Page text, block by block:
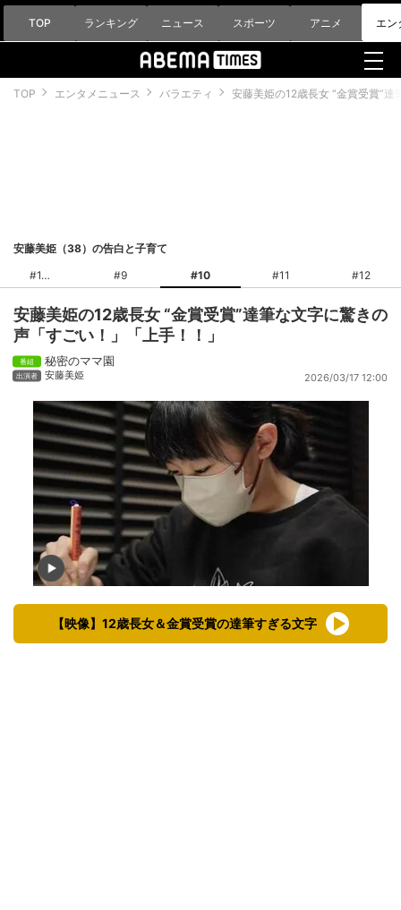
TOP ランキング ニュース スポーツ アニメ エン
TOP エンタメニュース バラエティ 安藤美姫の12歳長女 “金賞受賞”
安藤美姫（38）の告白と子育て
#1
#9 #10 #11 #12
安藤美姫の12歳長女 “金賞受賞”達筆な文字に驚きの
声「すごい！」「上手！！」
秘密のママ園
安藤美姫 2026/03/17 12:00
【映像】12歳長女＆金賞受賞の達筆すぎる文字